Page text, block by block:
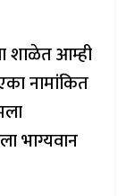
शाळेत आम्ही
नामांकित
भाग्यवान